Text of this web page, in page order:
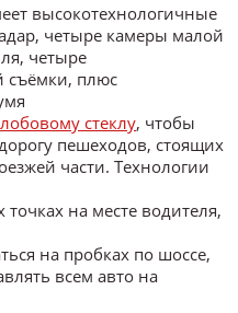
высокотехнологичные
четыре камеры малой
четыре
съёмки, плюс
лобовому стеклу, чтобы
пешеходов, стоящих
части. Технологии
на месте водителя,
на пробках по шоссе,
всем авто на